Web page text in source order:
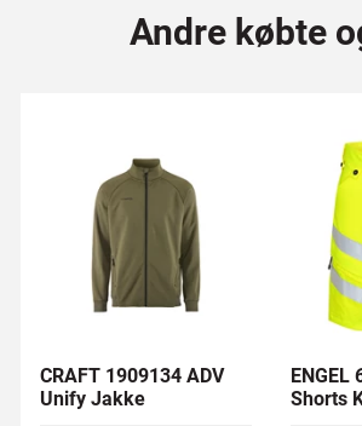
Andre købte
CRAFT 1909134 ADV
Unify Jakke
ENGEL
Shorts